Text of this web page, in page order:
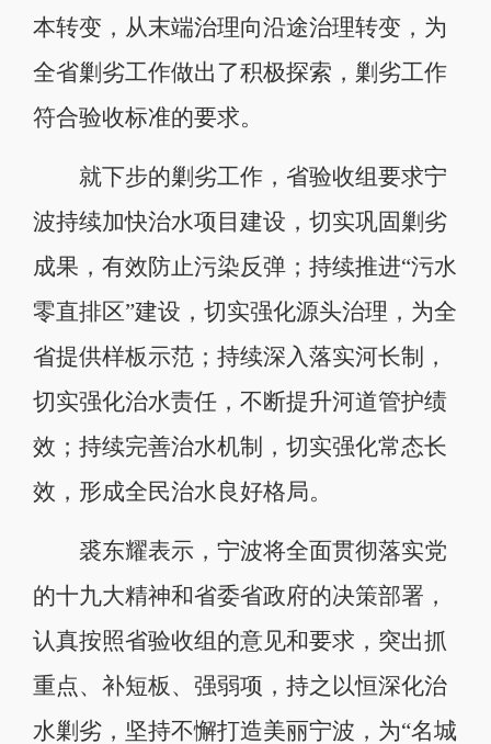
本转变，从末端治理向沿途治理转变，为
全省剿劣工作做出了积极探索，剿劣工作
符合验收标准的要求。
就下步的剿劣工作，省验收组要求宁
波持续加快治水项目建设，切实巩固剿劣
成果，有效防止污染反弹；持续推进“污水
零直排区”建设，切实强化源头治理，为全
省提供样板示范；持续深入落实河长制，
切实强化治水责任，不断提升河道管护绩
效；持续完善治水机制，切实强化常态长
效，形成全民治水良好格局。
裘东耀表示，宁波将全面贯彻落实党
的十九大精神和省委省政府的决策部署，
认真按照省验收组的意见和要求，突出抓
重点、补短板、强弱项，持之以恒深化治
水剿劣，坚持不懈打造美丽宁波，为“名城